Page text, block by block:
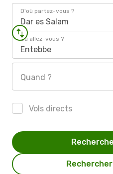
D'où partez-vous ?
Dar es Salam
Où allez-vous ?
Entebbe
Quand ?
Vols directs